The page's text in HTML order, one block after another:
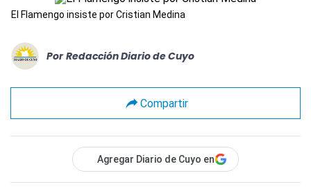
El Flamengo insiste por Cristian Medina
Por Redacción Diario de Cuyo
Compartir
Agregar Diario de Cuyo en